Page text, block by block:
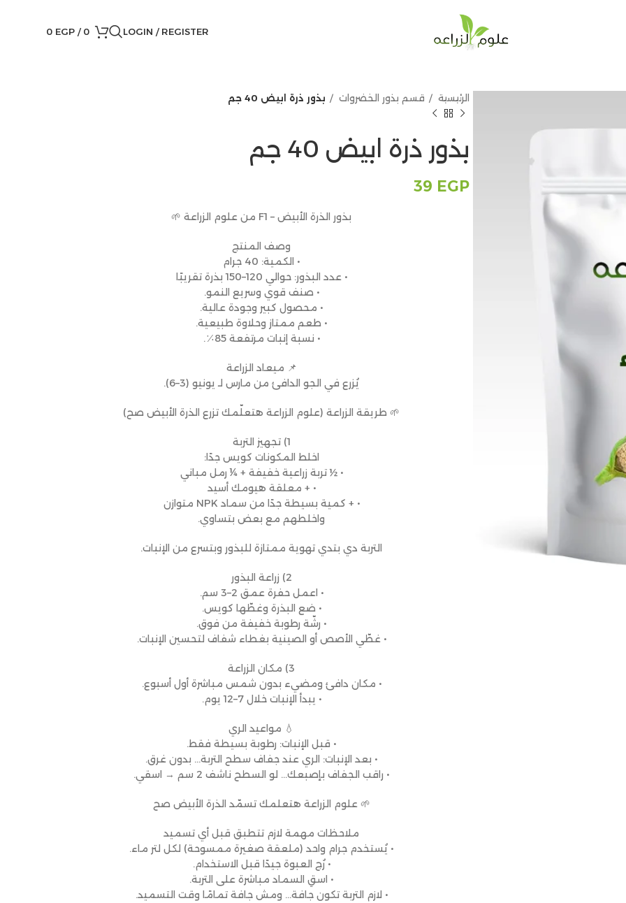
LOGIN / REGISTER
0
/
0 EGP
الرئيسية قسم بذور الخضروات بذور ذرة ابيض 40 جم
بذور ذرة ابيض 40 جم
39 EGP
بذور الذرة الأبيض – F1 من علوم الزراعة 🌱
وصف المنتج
• الكمية: 40 جرام
• عدد البذور: حوالي 120–150 بذرة تقريبًا
• صنف قوي وسريع النمو.
• محصول كبير وجودة عالية.
• طعم ممتاز وحلاوة طبيعية.
• نسبة إنبات مرتفعة 85٪.
📌 ميعاد الزراعة
يُزرع في الجو الدافئ من مارس لـ يونيو (3–6).
🌱 طريقة الزراعة (علوم الزراعة هتعلّمك تزرع الذرة الأبيض صح)
1) تجهيز التربة
اخلط المكونات كويس جدًا:
• ½ تربة زراعية خفيفة + ¼ رمل مباني
• + معلقة هيومك أسيد
• + كمية بسيطة جدًا من سماد NPK متوازن
واخلطهم مع بعض بتساوي.
التربة دي بتدي تهوية ممتازة للبذور وبتسرع من الإنبات.
2) زراعة البذور
• اعمل حفرة عمق 2–3 سم.
• ضع البذرة وغطّها كويس.
• رشّة رطوبة خفيفة من فوق.
• غطّي الأصص أو الصينية بغطاء شفاف لتحسين الإنبات.
3) مكان الزراعة
• مكان دافئ ومضيء بدون شمس مباشرة أول أسبوع.
• يبدأ الإنبات خلال 7–12 يوم.
💧 مواعيد الري
• قبل الإنبات: رطوبة بسيطة فقط.
• بعد الإنبات: الري عند جفاف سطح التربة… بدون غرق.
• راقب الجفاف بإصبعك… لو السطح ناشف 2 سم → اسقي.
🌱 علوم الزراعة هتعلمك تسمّد الذرة الأبيض صح
ملاحظات مهمة لازم تتطبق قبل أي تسميد
• يُستخدم جرام واحد (ملعقة صغيرة ممسوحة) لكل لتر ماء.
• رُج العبوة جيدًا قبل الاستخدام.
• اسقِ السماد مباشرة على التربة.
• لازم التربة تكون جافة… ومش جافة تمامًا وقت التسميد.